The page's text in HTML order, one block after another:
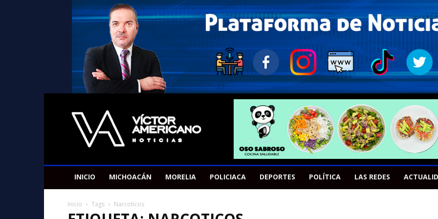
Americano
Victor
INICIO MICHOACÁN MORELIA POLICIACA DEPORTES POLÍTICA LAS REDES
Inicio Tags Narcoticos